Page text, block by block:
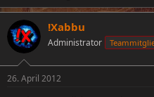
!Xabbu
Administrator
26. April 2012